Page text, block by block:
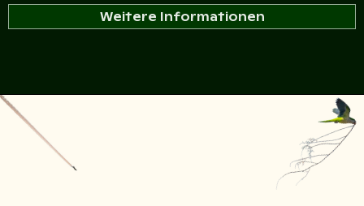
Weitere Informationen